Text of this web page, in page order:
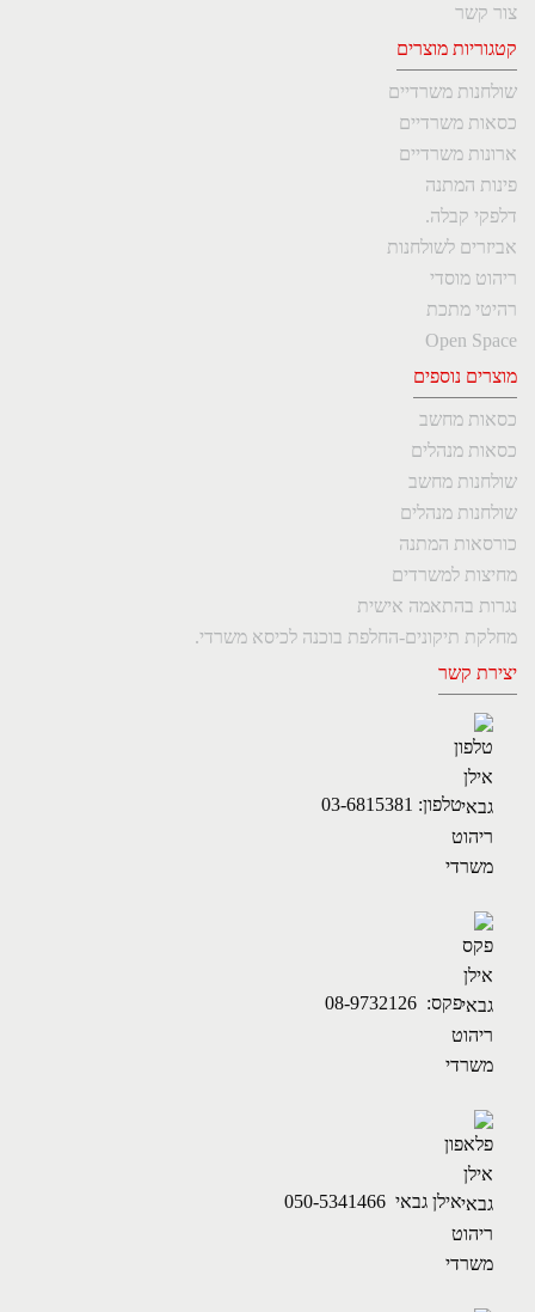
צור קשר
קטגוריות מוצרים
שולחנות משרדיים
כסאות משרדיים
ארונות משרדיים
פינות המתנה
דלפקי קבלה.
אביזרים לשולחנות
ריהוט מוסדי
רהיטי מתכת
Open Space
מוצרים נוספים
כסאות מחשב
כסאות מנהלים
שולחנות מחשב
שולחנות מנהלים
כורסאות המתנה
מחיצות למשרדים
נגרות בהתאמה אישית
מחלקת תיקונים-החלפת בוכנה לכיסא משרדי.
יצירת קשר
טלפון: 03-6815381
פקס: 08-9732126
אילן גבאי 050-5341466